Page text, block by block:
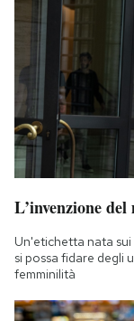
L’invenzione
Un'etichetta nata
si possa fidare degli
femminilità